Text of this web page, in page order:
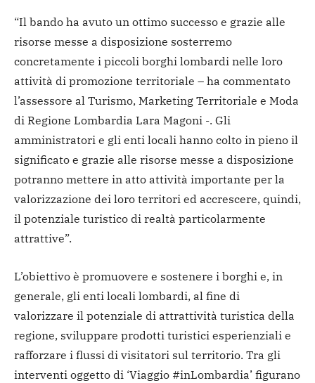
“Il bando ha avuto un ottimo successo e grazie alle
risorse messe a disposizione sosterremo
concretamente i piccoli borghi lombardi nelle loro
attività di promozione territoriale – ha commentato
l’assessore al Turismo, Marketing Territoriale e Moda
di Regione Lombardia Lara Magoni -. Gli
amministratori e gli enti locali hanno colto in pieno il
significato e grazie alle risorse messe a disposizione
potranno mettere in atto attività importante per la
valorizzazione dei loro territori ed accrescere, quindi,
il potenziale turistico di realtà particolarmente
attrattive”.
L’obiettivo è promuovere e sostenere i borghi e, in
generale, gli enti locali lombardi, al fine di
valorizzare il potenziale di attrattività turistica della
regione, sviluppare prodotti turistici esperienziali e
rafforzare i flussi di visitatori sul territorio. Tra gli
interventi oggetto di ‘Viaggio #inLombardia’ figurano